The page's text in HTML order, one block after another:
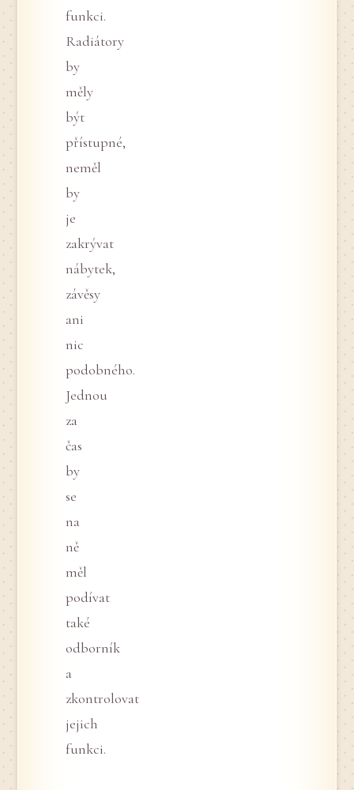
funkci.
Radiátory
by
měly
být
přístupné,
neměl
by
je
zakrývat
nábytek,
závěsy
ani
nic
podobného.
Jednou
za
čas
by
se
na
ně
měl
podívat
také
odborník
a
zkontrolovat
jejich
funkci.